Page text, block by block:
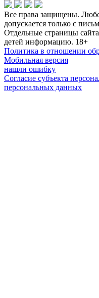
Все права защищены.
допускается только с
Отдельные страницы
детей информацию. 18+
Политика в отношении
Мобильная версия
нашли ошибку
Согласие субъекта
персональных данных